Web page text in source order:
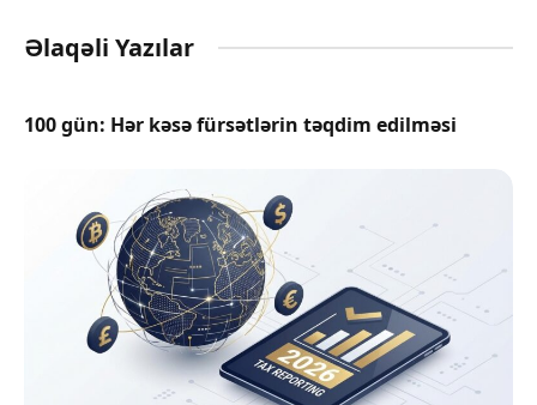
Əlaqəli Yazılar
100 gün: Hər kəsə fürsətlərin təqdim edilməsi